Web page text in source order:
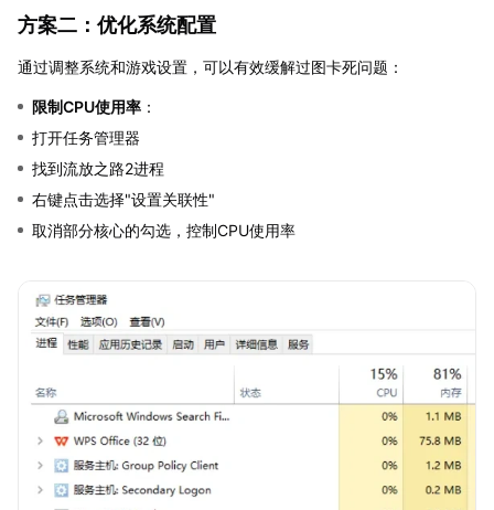
方案二：优化系统配置
通过调整系统和游戏设置，可以有效缓解过图卡死问题：
限制CPU使用率 ：
打开任务管理器
找到流放之路2进程
右键点击选择"设置关联性"
取消部分核心的勾选，控制CPU使用率